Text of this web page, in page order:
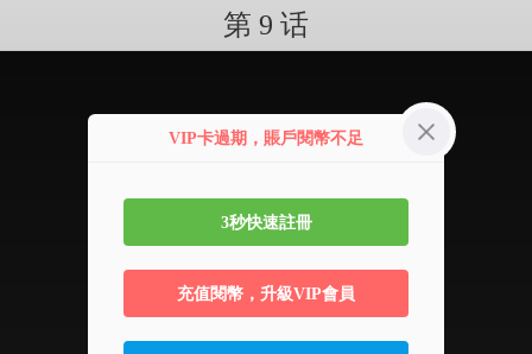
第 9 话
VIP卡過期，賬戶閱幣不足
3秒快速註冊
充值閱幣，升級VIP會員